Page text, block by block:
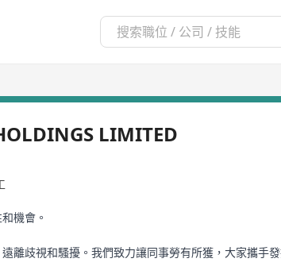
LIMITED
機會。
離歧視和騷擾。我們致力讓同事勞有所獲，大家攜手